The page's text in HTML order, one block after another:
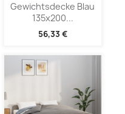
Gewichtsdecke Blau
135x200...
56,33 €